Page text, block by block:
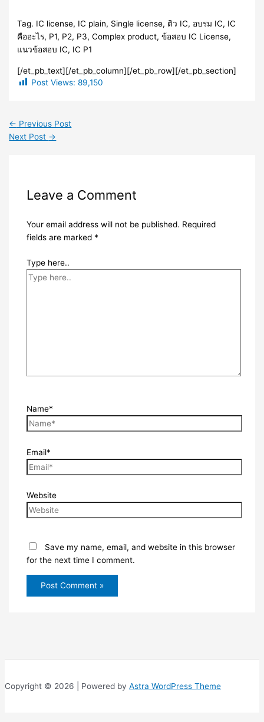
Tag. IC license, IC plain, Single license, ติว IC, อบรม IC, IC
คืออะไร, P1, P2, P3, Complex product, ข้อสอบ IC License,
แนวข้อสอบ IC, IC P1
[/et_pb_text][/et_pb_column][/et_pb_row][/et_pb_section]
Post Views: 89,150
← Previous Post
Next Post →
Leave a Comment
Your email address will not be published. Required
fields are marked *
Type here..
Name*
Email*
Website
Save my name, email, and website in this browser
for the next time I comment.
Copyright © 2026 | Powered by Astra WordPress Theme